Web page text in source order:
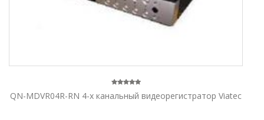
QN-MDVR04R-RN 4-х канальный видеорегистратор Viatec